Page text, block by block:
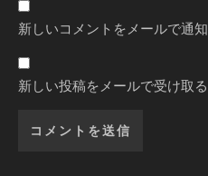
新しいコメントをメールで通知
新しい投稿をメールで受け取る